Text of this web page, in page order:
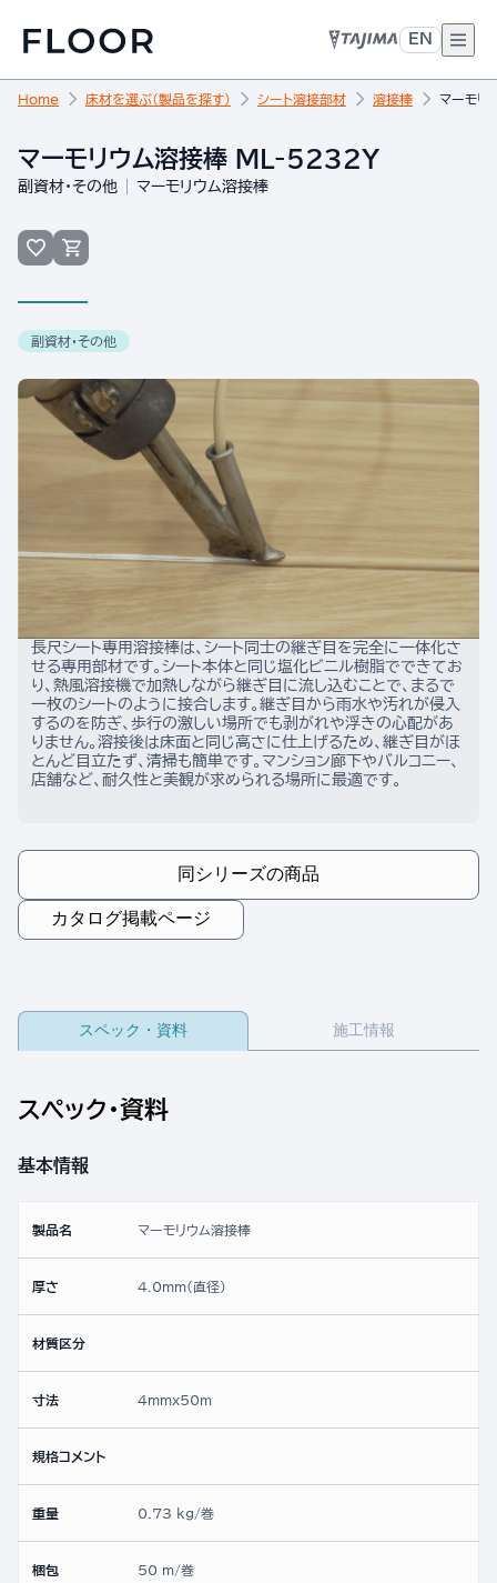
EN
Home 床材を選ぶ（製品を探す） シート溶接部材 溶接棒 マーモ
マーモリウム溶接棒 ML-5232Y
副資材・その他 マーモリウム溶接棒
副資材・その他
長尺シート専用溶接棒は、シート同士の継ぎ目を完全に一体化さ
せる専用部材です。シート本体と同じ塩化ビニル樹脂でできてお
り、熱風溶接機で加熱しながら継ぎ目に流し込むことで、まるで
一枚のシートのように接合します。継ぎ目から雨水や汚れが侵入
するのを防ぎ、歩行の激しい場所でも剥がれや浮きの心配があ
りません。溶接後は床面と同じ高さに仕上げるため、継ぎ目がほ
とんど目立たず、清掃も簡単です。マンション廊下やバルコニー、
店舗など、耐久性と美観が求められる場所に最適です。
同シリーズの商品
カタログ掲載ページ
スペック・資料 施工情報
スペック・資料
基本情報
製品名 マーモリウム溶接棒
厚さ 4.0mm(直径)
材質区分
寸法 4mmx50ｍ
規格コメント
重量 0.73 kg/巻
梱包 50 m/巻